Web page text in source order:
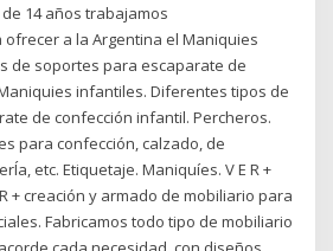
14 años trabajamos
a la Argentina el Maniquies
de soportes para escaparate de
infantiles. Diferentes tipos de
de confección infantil. Percheros.
para confección, calzado, de
etc. Etiquetaje. Maniquíes. V E R +
+ creación y armado de mobiliario para
Fabricamos todo tipo de mobiliario